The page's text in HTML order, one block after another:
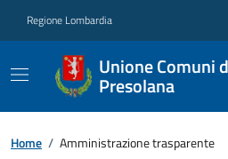
Regione Lombardia
Unione Comuni
Presolana
Home / Amministrazione trasparente